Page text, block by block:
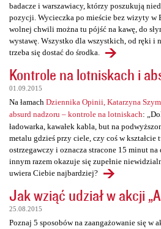
badacze i warszawiacy, którzy poszukują
pozycji. Wycieczka po mieście bez wizyty w
wolnej chwili można tu pójść na kawę, do
wystawę. Wszystko dla wszystkich, od ręki i
trzeba się dostać do środka.
Kontrole na lotniskach i
01.09.2015
Na łamach Dziennika Opinii, Katarzyna
absurd nadzoru – kontrole na lotniskach:
ładowarka, kawałek kabla, but na
metalu gdzieś przy ciele, czy coś w kształcie
ostrzegawczy i oznacza stracone 15 minut na
innym razem okazuje się zupełnie
uwiera Ciebie najbardziej?
Jak wziąć udział w akcji
25.08.2015
Poznaj 5 sposobów na zaangażowanie się w